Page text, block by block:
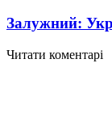
Залужний:
Читати коментарі